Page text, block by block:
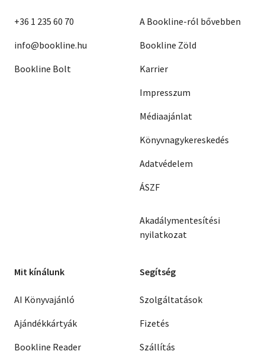
+36 1 235 60 70
info@bookline.hu
Bookline Bolt
A Bookline-ról bővebben
Bookline Zöld
Karrier
Impresszum
Médiaajánlat
Könyvnagykereskedés
Adatvédelem
ÁSZF
Akadálymentesítési
nyilatkozat
Mit kínálunk
AI Könyvajánló
Ajándékkártyák
Bookline Reader
Segítség
Szolgáltatások
Fizetés
Szállítás